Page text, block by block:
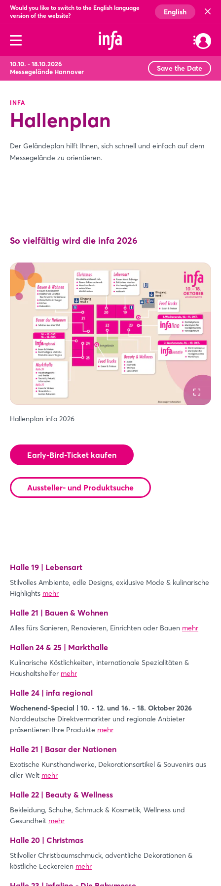
Would you like to switch to the English language
version of the website?
English
10.10. - 18.10.2026
Messegelände Hannover
Save the Date
INFA
Hallenplan
Der Geländeplan hilft Ihnen, sich schnell und einfach auf dem
Messegelände zu orientieren.
So vielfältig wird die infa 2026
Hallenplan infa 2026
Early-Bird-Ticket kaufen
Aussteller- und Produktsuche
Halle 19 | Lebensart
Stilvolles Ambiente, edle Designs, exklusive Mode & kulinarische
Highlights mehr
Halle 21 | Bauen & Wohnen
Alles fürs Sanieren, Renovieren, Einrichten oder Bauen mehr
Hallen 24 & 25 | Markthalle
Kulinarische Köstlichkeiten, internationale Spezialitäten &
Haushaltshelfer mehr
Halle 24 | infa regional
Wochenend-Special | 10. - 12. und 16. - 18. Oktober 2026
Norddeutsche Direktvermarkter und regionale Anbieter
präsentieren Ihre Produkte mehr
Halle 21 | Basar der Nationen
Exotische Kunsthandwerke, Dekorationsartikel & Souvenirs aus
aller Welt mehr
Halle 22 | Beauty & Wellness
Bekleidung, Schuhe, Schmuck & Kosmetik, Wellness und
Gesundheit mehr
Halle 20 | Christmas
Stilvoller Christbaumschmuck, adventliche Dekorationen &
köstliche Leckereien mehr